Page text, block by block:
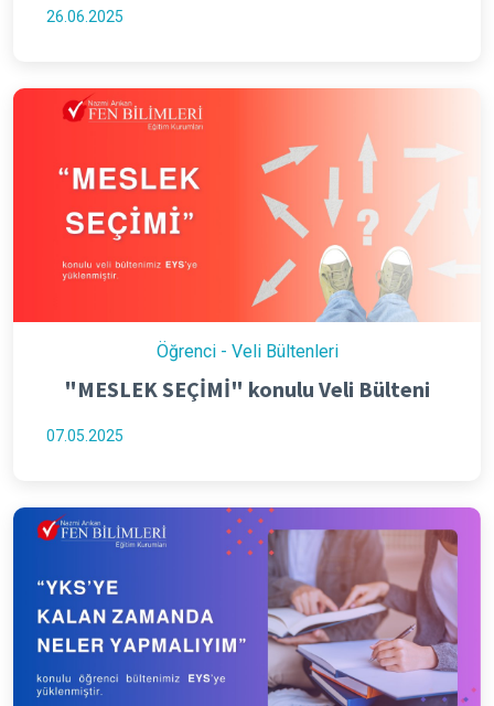
26.06.2025
Öğrenci - Veli Bültenleri
"MESLEK SEÇİMİ" konulu Veli Bülteni
07.05.2025